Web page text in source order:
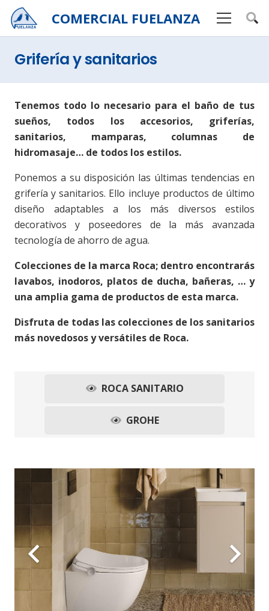
COMERCIAL FUELANZA
Grifería y sanitarios
Tenemos todo lo necesario para el baño de tus
sueños, todos los accesorios, griferías,
sanitarios, mamparas, columnas de
hidromasaje… de todos los estilos.
Ponemos a su disposición las últimas tendencias en
grifería y sanitarios. Ello incluye productos de último
diseño adaptables a los más diversos estilos
decorativos y poseedores de la más avanzada
tecnología de ahorro de agua.
Colecciones de la marca Roca; dentro encontrarás
lavabos, inodoros, platos de ducha, bañeras, … y
una amplia gama de productos de esta marca.
Disfruta de todas las colecciones de los sanitarios
más novedosos y versátiles de Roca.
ROCA SANITARIO
GROHE